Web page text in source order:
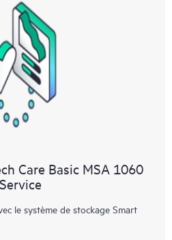
Care Basic MSA 1060
le système de stockage Smart